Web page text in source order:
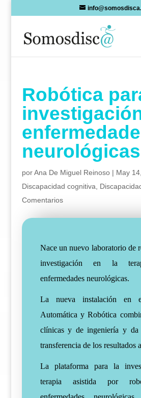
Robótica
neurológicas
porAna De Miguel Reinoso| May
Discapacidad cognitiva
Comentarios
Nace un nuevo laboratorio de
investigación en la
enfermedades neurológicas.
La nueva instalación en
Automática y Robótica
clínicas y de ingeniería y
transferencia de los resultados
La plataforma para la
terapia asistida por